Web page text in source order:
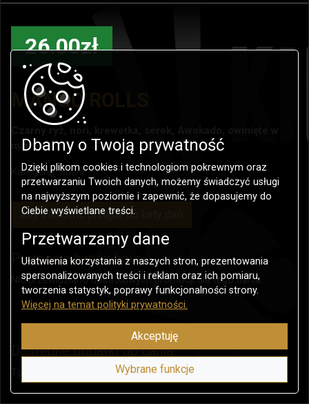
26.00zł
MANGO ROLLS
mango
Kategoria:Sushi
Aby zamówić przejdź do listy dań
Promocje happy-hour
Nie przewidziano dodatkowych promocji dla tego dania.
Dostępne dodatki do dania
To danie nie posiada dodatków.
Dbamy o Twoją prywatność
Dzięki plikom cookies i technologiom pokrewnym oraz
przetwarzaniu Twoich danych, możemy świadczyć usługi
na najwyższym poziomie i zapewnić, że dopasujemy do
Ciebie wyświetlane treści.
Przetwarzamy dane
Ułatwienia korzystania z naszych stron, prezentowania
spersonalizowanych treści i reklam oraz ich pomiaru,
tworzenia statystyk, poprawy funkcjonalności strony.
Więcej na temat polityki prywatności.
Akceptuję
Wybrane funkcje